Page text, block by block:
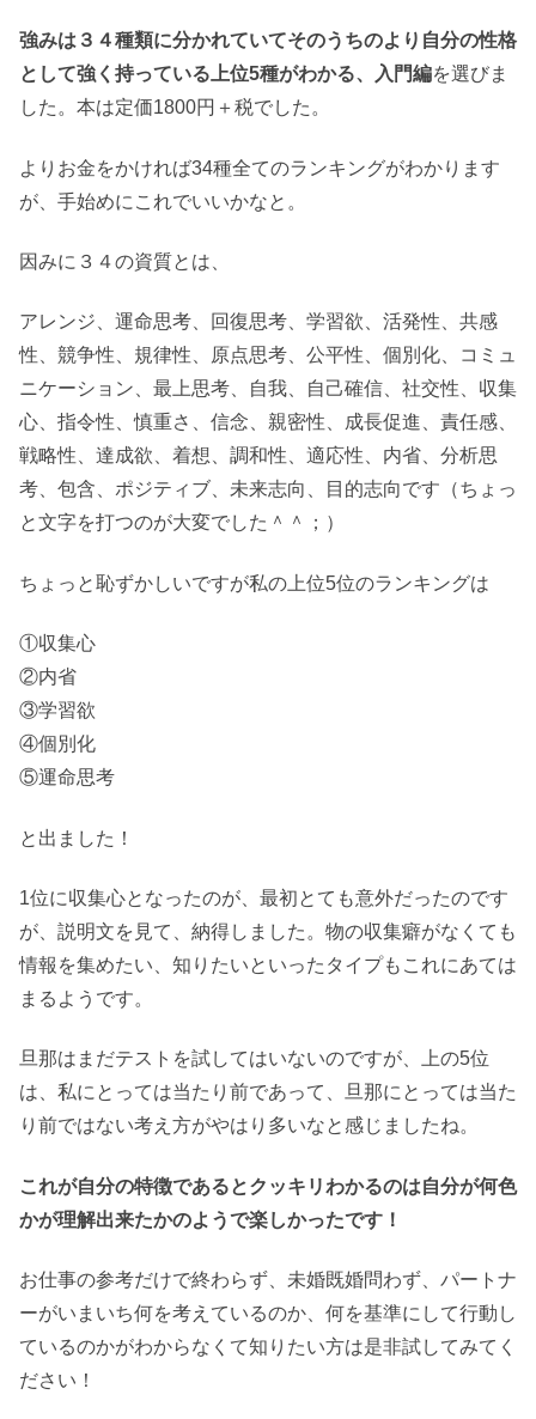
強みは３４種類に分かれていてそのうちのより自分の性格
として強く持っている上位5種がわかる、入門編を選びま
した。本は定価1800円＋税でした。
よりお金をかければ34種全てのランキングがわかります
が、手始めにこれでいいかなと。
因みに３４の資質とは、
アレンジ、運命思考、回復思考、学習欲、活発性、共感
性、競争性、規律性、原点思考、公平性、個別化、コミュ
ニケーション、最上思考、自我、自己確信、社交性、収集
心、指令性、慎重さ、信念、親密性、成長促進、責任感、
戦略性、達成欲、着想、調和性、適応性、内省、分析思
考、包含、ポジティブ、未来志向、目的志向です（ちょっ
と文字を打つのが大変でした＾＾；）
ちょっと恥ずかしいですが私の上位5位のランキングは
①収集心
②内省
③学習欲
④個別化
⑤運命思考
と出ました！
1位に収集心となったのが、最初とても意外だったのです
が、説明文を見て、納得しました。物の収集癖がなくても
情報を集めたい、知りたいといったタイプもこれにあては
まるようです。
旦那はまだテストを試してはいないのですが、上の5位
は、私にとっては当たり前であって、旦那にとっては当た
り前ではない考え方がやはり多いなと感じましたね。
これが自分の特徴であるとクッキリわかるのは自分が何色
かが理解出来たかのようで楽しかったです！
お仕事の参考だけで終わらず、未婚既婚問わず、パートナ
ーがいまいち何を考えているのか、何を基準にして行動し
ているのかがわからなくて知りたい方は是非試してみてく
ださい！